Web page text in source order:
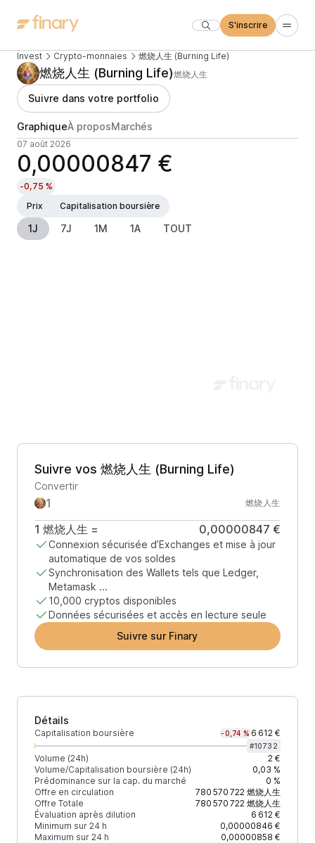
S'inscrire
Invest Crypto-monnaies 燃烧人生 (Burning Life)
燃烧人生 (Burning Life)燃烧人生
Suivre dans votre portfolio
GraphiqueÀ proposMarchés
07 août 2026
0,00000847 €
-0,75 %
Prix
Capitalisation boursière
1J 7J 1M 1A TOUT
Suivre vos 燃烧人生 (Burning Life)
Convertir
燃烧人生
1 燃烧人生 = 0,00000847 €
Connexion sécurisée d’Exchanges et mise à jour
automatique de vos soldes
Synchronisation des Wallets tels que Ledger,
Metamask ...
10,000 cryptos disponibles
Données sécurisées et accès en lecture seule
Suivre sur Finary
Détails
Capitalisation boursière -0,74 % 6 612 €
#10732
Volume (24h)
2 €
Volume/Capitalisation boursière (24h)
0,03 %
Prédominance sur la cap. du marché
0 %
Offre en circulation
780 570 722燃烧人生
Offre Totale
780 570 722燃烧人生
Évaluation après dilution
6 612 €
Minimum sur 24 h
0,00000846 €
Maximum sur 24 h
0,00000858 €